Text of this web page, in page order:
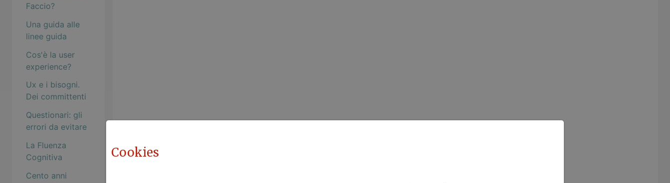
Faccio?
Una guida alle
linee guida
Cos'è la user
experience?
Ux e i bisogni.
Dei committenti
Questionari: gli
errori da evitare
La Fluenza
Cognitiva
Cento anni
Cookies